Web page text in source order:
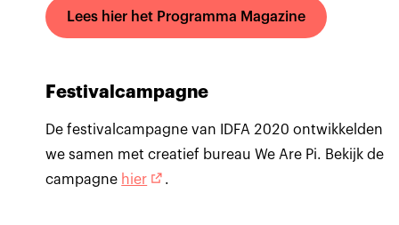
Lees hier het Programma Magazine
Festivalcampagne
De festivalcampagne van IDFA 2020 ontwikkelden
we samen met creatief bureau We Are Pi. Bekijk de
campagne hier .